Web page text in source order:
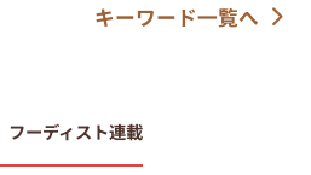
キーワード一覧へ
フーディスト連載